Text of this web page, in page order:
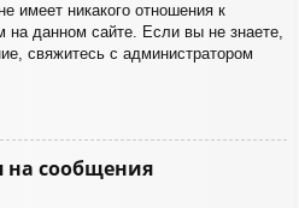
имеет никакого отношения к
данном сайте. Если вы не знаете,
свяжитесь с администратором
на сообщения